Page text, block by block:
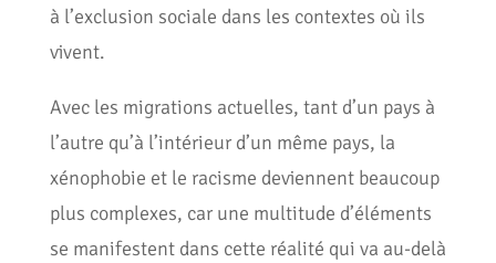
à l’exclusion sociale dans les contextes où ils
vivent.
Avec les migrations actuelles, tant d’un pays à
l’autre qu’à l’intérieur d’un même pays, la
xénophobie et le racisme deviennent beaucoup
plus complexes, car une multitude d’éléments
se manifestent dans cette réalité qui va au-delà